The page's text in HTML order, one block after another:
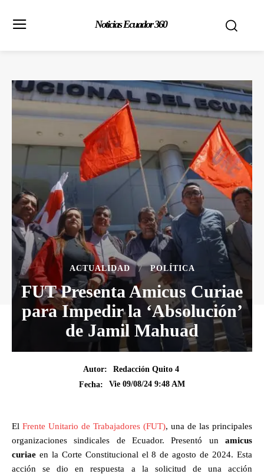
Noticias Ecuador 360
ACTUALIDAD POLÍTICA
FUT Presenta Amicus Curiae
para Impedir la ‘Absolución’
de Jamil Mahuad
Autor:
Redacción Quito 4
Fecha:
Vie 09/08/24 9:48 AM
El Frente Unitario de Trabajadores (FUT), una de las principales
organizaciones sindicales de Ecuador. Presentó un amicus
curiae en la Corte Constitucional el 8 de agosto de 2024. Esta
acción se dio en respuesta a la solicitud de una acción